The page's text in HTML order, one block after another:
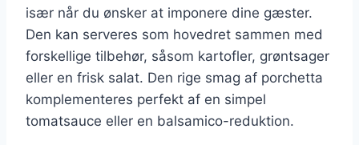
især når du ønsker at imponere dine gæster.
Den kan serveres som hovedret sammen med
forskellige tilbehør, såsom kartofler, grøntsager
eller en frisk salat. Den rige smag af porchetta
komplementeres perfekt af en simpel
tomatsauce eller en balsamico-reduktion.